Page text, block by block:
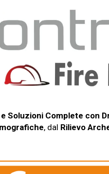
Soluzioni Complete con
, dal Rilievo